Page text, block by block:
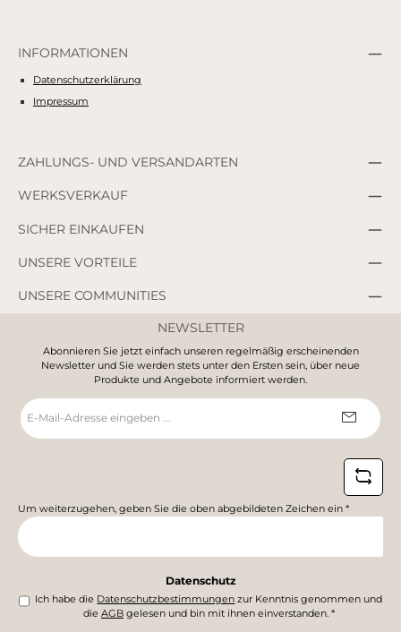
INFORMATIONEN
Datenschutzerklärung
Impressum
ZAHLUNGS- UND VERSANDARTEN
WERKSVERKAUF
SICHER EINKAUFEN
UNSERE COMMUNITIES
UNSERE VORTEILE
NEWSLETTER
Abonnieren Sie jetzt einfach unseren regelmäßig erscheinenden
Newsletter und Sie werden stets unter den Ersten sein, über neue
Produkte und Angebote informiert werden.
E-
Mail-
Adresse
Um weiterzugehen, geben Sie die oben abgebildeten Zeichen ein *
Datenschutz
Ich habe die Datenschutzbestimmungen zur Kenntnis genommen und
dieAGB gelesen und bin mit ihnen einverstanden.*